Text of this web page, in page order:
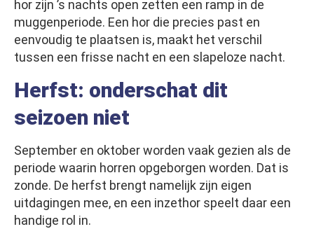
hor zijn ’s nachts open zetten een ramp in de
muggenperiode. Een hor die precies past en
eenvoudig te plaatsen is, maakt het verschil
tussen een frisse nacht en een slapeloze nacht.
Herfst: onderschat dit
seizoen niet
September en oktober worden vaak gezien als de
periode waarin horren opgeborgen worden. Dat is
zonde. De herfst brengt namelijk zijn eigen
uitdagingen mee, en een inzethor speelt daar een
handige rol in.